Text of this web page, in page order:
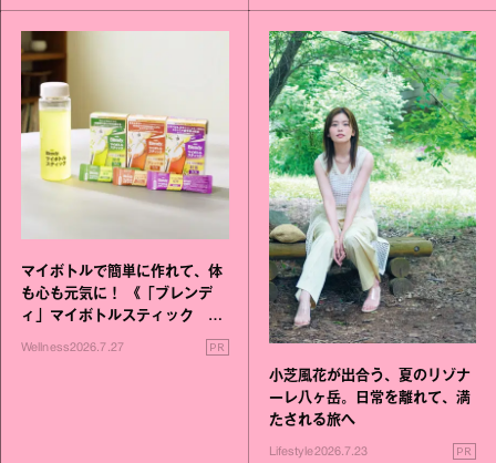
マイボトルで簡単に作れて、体
も心も元気に！ 《「ブレンデ
ィ」マイボトルスティック い
いこと毎日》シリーズが誕生
Wellness2026.7.27 PR
小芝風花が出合う、夏のリゾナ
ーレ八ヶ岳。日常を離れて、満
たされる旅へ
Lifestyle2026.7.23 PR